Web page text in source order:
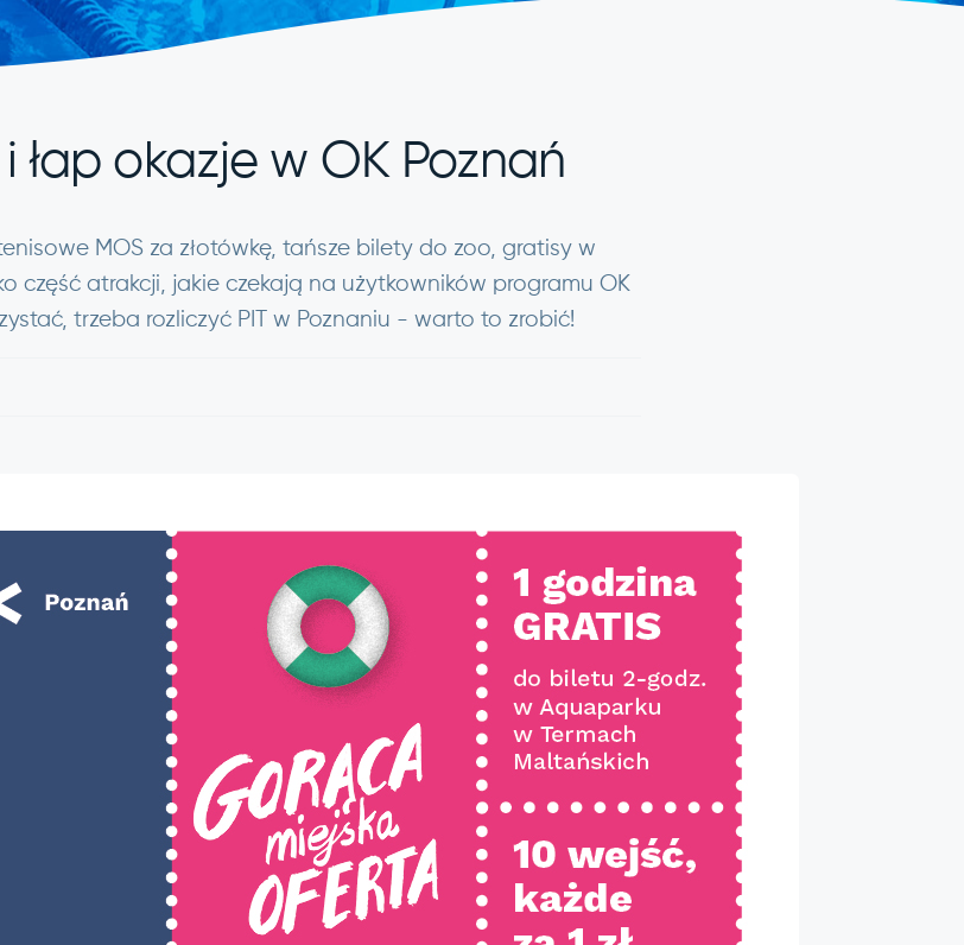
i łap okazje w OK Poznań
MOS za złotówkę, tańsze bilety do zoo, gratisy w
część atrakcji, jakie czekają na użytkowników programu OK
trzeba rozliczyć PIT w Poznaniu - warto to zrobić!